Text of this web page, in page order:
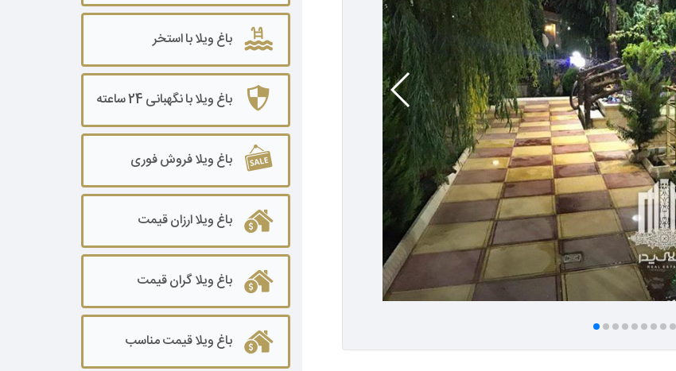
باغ ویلا ۵۰۰۰ تا ۷۰۰۰ متر
باغ ویلا ۷۰۰۰ تا ۱۰۰۰۰ متر
باغ ویلا ۱۰۰۰۰ متر به بالا
باغ ویلا با استخر
باغ ویلا با نگهبانی 24 ساعته
باغ ویلا فروش فوری
باغ ویلا ارزان قیمت
باغ ویلا گران قیمت
باغ ویلا قیمت مناسب